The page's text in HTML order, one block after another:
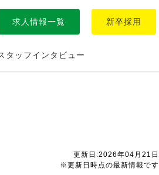
求人情報一覧 新卒採用
タッフインタビュー
更新日:2026年04月21日
※更新日時点の最新情報です